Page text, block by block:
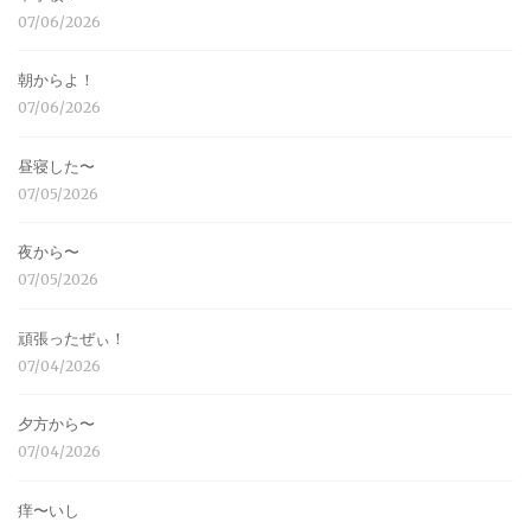
07/06/2026
朝からよ！
07/06/2026
昼寝した〜
07/05/2026
夜から〜
07/05/2026
頑張ったぜぃ！
07/04/2026
夕方から〜
07/04/2026
痒〜いし